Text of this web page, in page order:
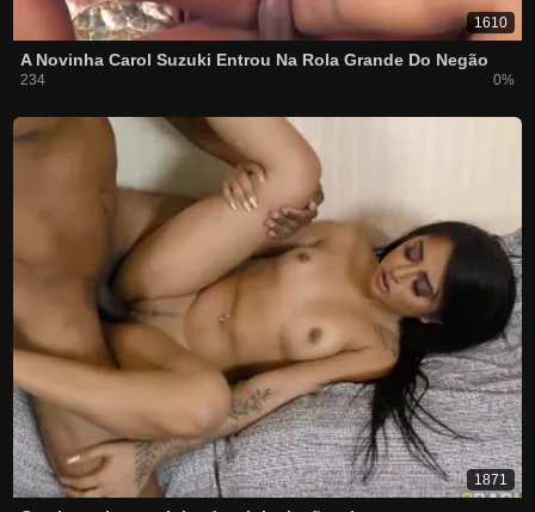
1610
A Novinha Carol Suzuki Entrou Na Rola Grande Do Negão
234 0%
1871